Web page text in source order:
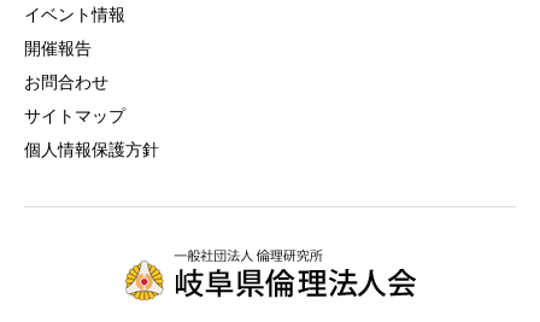
イベント情報
開催報告
お問合わせ
サイトマップ
個人情報保護方針